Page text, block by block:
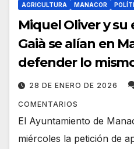
AGRICULTURA MANACOR
Miquel Oliver y su
Gaià se alían en
defender lo
28 DE ENERO DE 2026
COMENTARIOS
El Ayuntamiento de
miércoles la petición de